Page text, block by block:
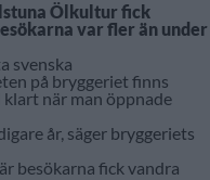
Ölkultur fick
var fler än under
svenska
på bryggeriet finns
när man öppnade
år, säger bryggeriets
besökarna fick vandra